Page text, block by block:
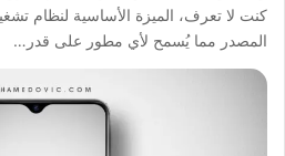
كنت لا تعرف، الميزة الأساسية لنظام
المصدر مما يُسمح لأي مطور على قدر…